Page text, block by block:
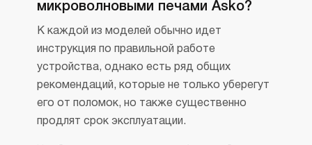
микроволновыми печами Asko?
К каждой из моделей обычно идет
инструкция по правильной работе
устройства, однако есть ряд общих
рекомендаций, которые не только уберегут
его от поломок, но также существенно
продлят срок эксплуатации.